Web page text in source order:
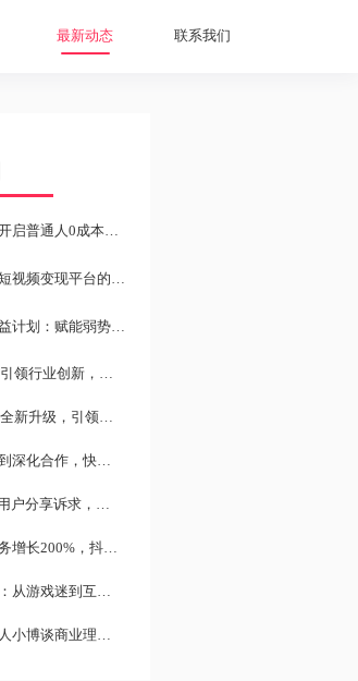
最新动态 联系我们
抖推猫：开启普通人0成本创业新时代，成为副业首选平台
抖推猫公益计划：赋能弱势群体，肩负企业社会责任
2024抖推猫引领行业创新，推出一体化撮合变现平台
2024抖推猫全新升级，引领全民轻创业新潮流
从受邀内测到深化合作，快手小程序给抖推猫的“超预期收获”
“好玩”激发用户分享诉求，小程序流量得以持续增长并变现
入局一年业务增长200%，抖推猫如何用“爆款战术”玩转抖音小程序？
抖推猫小博：从游戏迷到互联网创业先锋
抖推猫创始人小博谈商业理念：做有价值的企业